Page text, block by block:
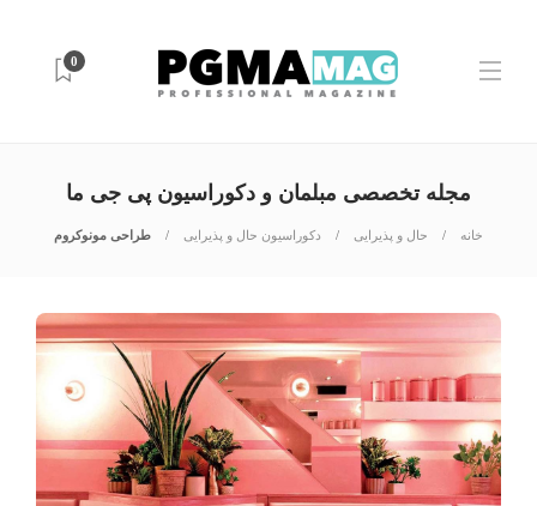
0
مجله تخصصی مبلمان و دکوراسیون پی جی ما
خانه حال و پذیرایی دکوراسیون حال و پذیرایی طراحی مونوکروم